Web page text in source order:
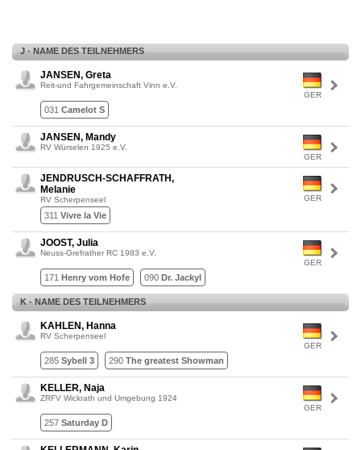
J - NAME DES TEILNEHMERS
GER
JANSEN, Greta
Reit-und Fahrgemeinschaft Vinn e.V.
031 Camelot S
GER
JANSEN, Mandy
RV Würselen 1925 e.V.
GER
JENDRUSCH-SCHAFFRATH,
Melanie
RV Scherpenseel
311 Vivre la Vie
GER
JOOST, Julia
Neuss-Grefrather RC 1983 e.V.
171 Henry vom Hofe 090 Dr. Jackyl
K - NAME DES TEILNEHMERS
GER
KAHLEN, Hanna
RV Scherpenseel
285 Sybell 3 290 The greatest Showman
GER
KELLER, Naja
ZRFV Wickrath und Umgebung 1924
257 Saturday D